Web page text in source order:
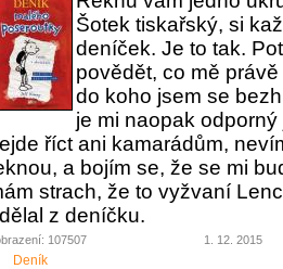
Šotek tiskařský, si
deníček. Je to tak.
povědět, co mě
do koho jsem se
je mi naopak
říct ani kamarádům,
a bojím se, že se mi
strach, že to vyžvaní
z deníčku.
107507 1. 12. 2015
Deník